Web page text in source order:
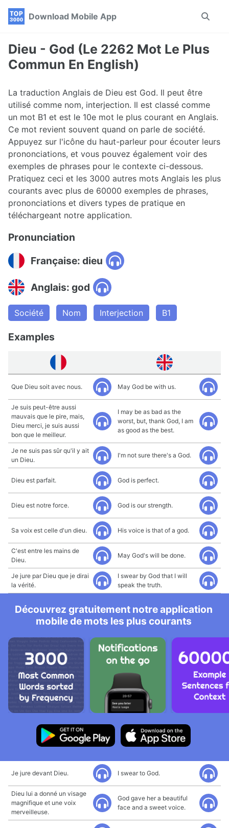
Skip
navigation
Skip
Skip
Download Mobile App
Toggle
Dieu - God (Le 2262 Mot Le Plus
Commun En English)
La traduction Anglais de Dieu est God. Il peut être
utilisé comme nom, interjection. Il est classé comme
un mot B1 et est le 10e mot le plus courant en Anglais.
Ce mot revient souvent quand on parle de société.
Appuyez sur l'icône du haut-parleur pour écouter leurs
prononciations, et vous pouvez également voir des
exemples de phrases pour le contexte ci-dessous.
Pratiquez ceci et les 3000 autres mots Anglais les plus
courants avec plus de 60000 exemples de phrases,
prononciations et divers types de pratique en
téléchargeant notre application.
Pronunciation
Française: dieu
Anglais: god
Société Nom Interjection B1
Examples
Que Dieu soit avec nous. May God be with us.
Je suis peut-être aussi
mauvais que le pire, mais,
Dieu merci, je suis aussi
bon que le meilleur.
I may be as bad as the
worst, but, thank God, I am
as good as the best.
Je ne suis pas sûr qu'il y ait
un Dieu.
I'm not sure there's a God.
Dieu est parfait. God is perfect.
Dieu est notre force. God is our strength.
Sa voix est celle d'un dieu. His voice is that of a god.
C'est entre les mains de
Dieu.
May God's will be done.
Je jure par Dieu que je dirai
la vérité.
I swear by God that I will
speak the truth.
Découvrez gratuitement notre application
mobile de mots les plus courants
Je jure devant Dieu. I swear to God.
Dieu lui a donné un visage
magnifique et une voix
merveilleuse.
God gave her a beautiful
face and a sweet voice.